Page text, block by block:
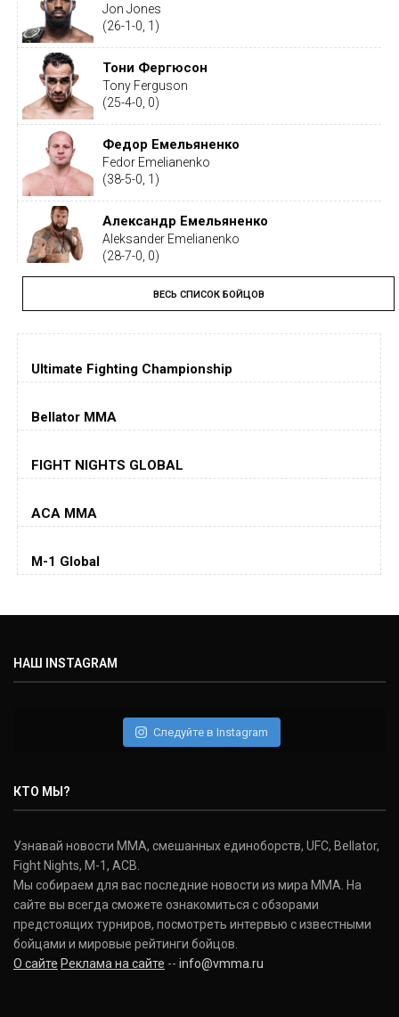
Jon Jones
(26-1-0, 1)
Тони Фергюсон
Tony Ferguson
(25-4-0, 0)
Федор Емельяненко
Fedor Emelianenko
(38-5-0, 1)
Александр Емельяненко
Aleksander Emelianenko
(28-7-0, 0)
Тайрон Вудли
Tyron Woodley
(19-5-1, 0)
Дастин Порье
(26-6-0, 1)
Jorge Masvidal
Колби Ковингтон
Дэниель Кормье
(22-2-0, 1)
Donald Cerrone
(36-15-0, 1)
Исраэль Адесанья
Israel Adesanya
(19-0-0, 0)
ВЕСЬ СПИСОК БОЙЦОВ
Ultimate Fighting Championship
Bellator MMA
FIGHT NIGHTS GLOBAL
ACA MMA
M-1 Global
НАШ INSTAGRAM
Следуйте в Instagram
КТО МЫ?
Узнавай новости ММА, смешанных единоборств, UFC, Bellator,
Fight Nights, M-1, ACB.
Мы собираем для вас последние новости из мира ММА. На
сайте вы всегда сможете ознакомиться с обзорами
предстоящих турниров, посмотреть интервью с известными
бойцами и мировые рейтинги бойцов.
О сайте Реклама на сайте -- info@vmma.ru